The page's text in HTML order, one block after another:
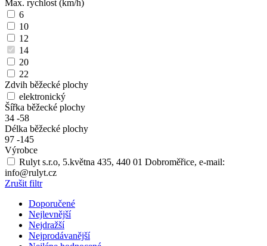
Max. rychlost (km/h)
6
10
12
14
20
22
Zdvih běžecké plochy
elektronický
Šířka běžecké plochy
34 -58
Délka běžecké plochy
97 -145
Výrobce
Rulyt s.r.o, 5.května 435, 440 01 Dobroměřice, e-mail:
info@rulyt.cz
Zrušit filtr
Doporučené
Nejlevnější
Nejdražší
Nejprodávanější